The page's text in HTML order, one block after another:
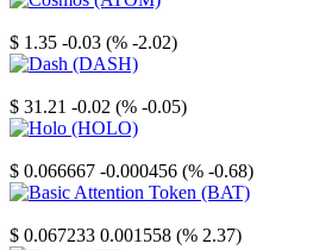
$ 1.35 -0.03 (% -2.02)
$ 31.21 -0.02 (% -0.05)
$ 0.066667 -0.000456 (% -0.68)
$ 0.067233 0.001558 (% 2.37)